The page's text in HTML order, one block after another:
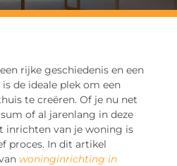
rijke geschiedenis en een
de ideale plek om een
te creëren. Of je nu net
of al jarenlang in deze
inrichten van je woning is
proces. In dit artikel
woninginrichting in